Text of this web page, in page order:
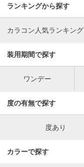
ランキングから探す
カラコン人気ランキング
装用期間で探す
ワンデー
度の有無で探す
度あり
カラーで探す